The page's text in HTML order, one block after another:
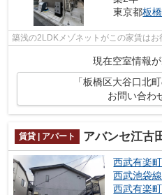
東京都板
築浅の2LDKメゾネットがこの家賃はお
現在空室情報が
「板橋区大谷口北
お問い合わ
賃貸 | アパート アバンセ江古
西武有楽
西武池袋線
西武有楽